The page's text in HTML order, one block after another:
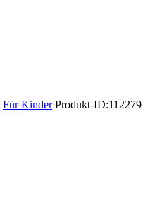
Für Kinder Produkt-ID:112279